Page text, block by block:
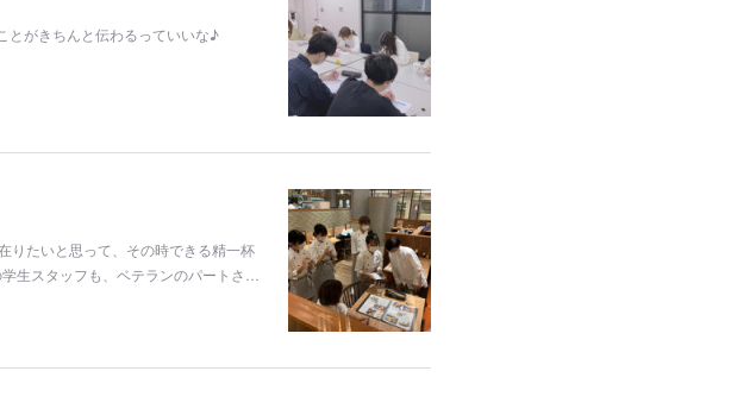
とがきちんと伝わるっていいな♪
りたいと思って、その時できる精一杯
生スタッフも、ベテランのパートさ…